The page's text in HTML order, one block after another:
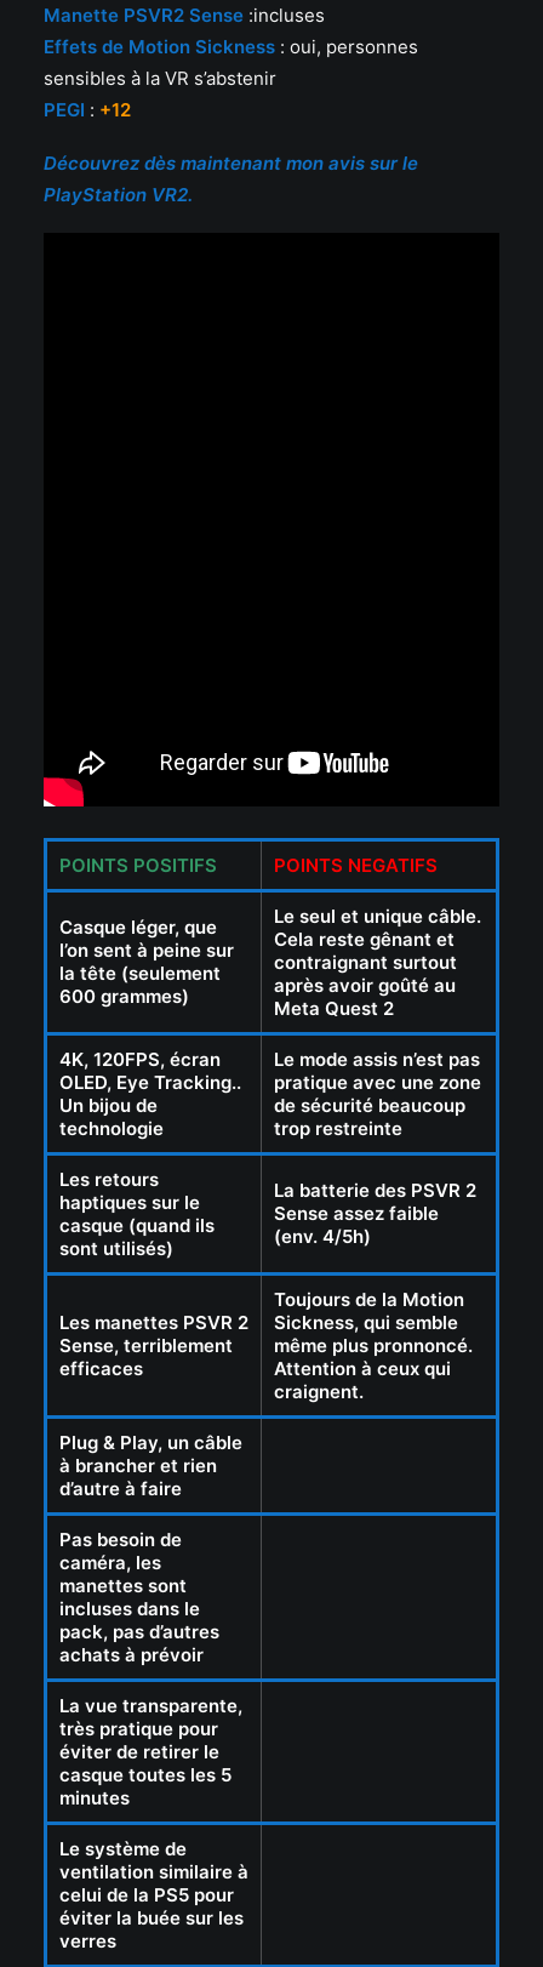
Manette PSVR2 Sense :incluses
Effets de Motion Sickness : oui, personnes
sensibles à la VR s’abstenir
PEGI : +12
Découvrez dès maintenant mon avis sur le
PlayStation VR2.
POINTS POSITIFS POINTS NEGATIFS
Casque léger, que
l’on sent à peine sur
la tête (seulement
600 grammes)
Le seul et unique câble.
Cela reste gênant et
contraignant surtout
après avoir goûté au
Meta Quest 2
4K, 120FPS, écran
OLED, Eye Tracking..
Un bijou de
technologie
Le mode assis n’est pas
pratique avec une zone
de sécurité beaucoup
trop restreinte
Les retours
haptiques sur le
casque (quand ils
sont utilisés)
La batterie des PSVR 2
Sense assez faible
(env. 4/5h)
Les manettes PSVR 2
Sense, terriblement
efficaces
Toujours de la Motion
Sickness, qui semble
même plus pronnoncé.
Attention à ceux qui
craignent.
Plug & Play, un câble
à brancher et rien
d’autre à faire
Pas besoin de
caméra, les
manettes sont
incluses dans le
pack, pas d’autres
achats à prévoir
La vue transparente,
très pratique pour
éviter de retirer le
casque toutes les 5
minutes
Le système de
ventilation similaire à
celui de la PS5 pour
éviter la buée sur les
verres